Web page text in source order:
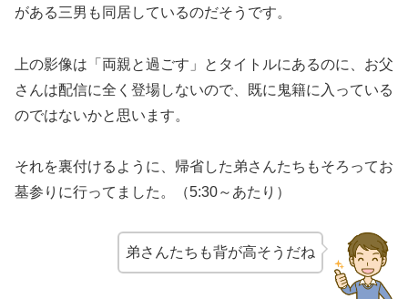
がある三男も同居しているのだそうです。
上の影像は「両親と過ごす」とタイトルにあるのに、お父
さんは配信に全く登場しないので、既に鬼籍に入っている
のではないかと思います。
それを裏付けるように、帰省した弟さんたちもそろってお
墓参りに行ってました。（5:30～あたり）
弟さんたちも背が高そうだね